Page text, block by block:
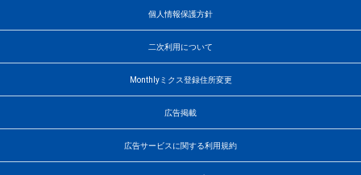
個人情報保護方針
二次利用について
Monthlyミクス登録住所変更
広告掲載
広告サービスに関する利用規約